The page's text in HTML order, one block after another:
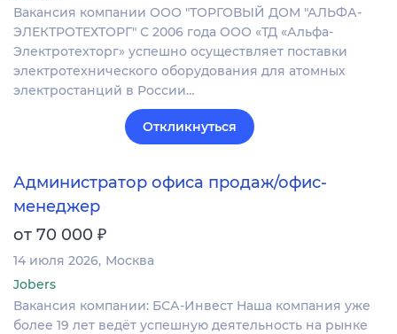
Вакансия компании ООО "ТОРГОВЫЙ ДОМ "АЛЬФА-
ЭЛЕКТРОТЕХТОРГ" С 2006 года ООО «ТД «Альфа-
Электротехторг» успешно осуществляет поставки
электротехнического оборудования для атомных
электростанций в России…
Откликнуться
Администратор офиса продаж/офис-
менеджер
от 70 000 ₽
14 июля 2026 Москва
Jobers
Вакансия компании: БСА-Инвест Наша компания уже
более 19 лет ведёт успешную деятельность на рынке